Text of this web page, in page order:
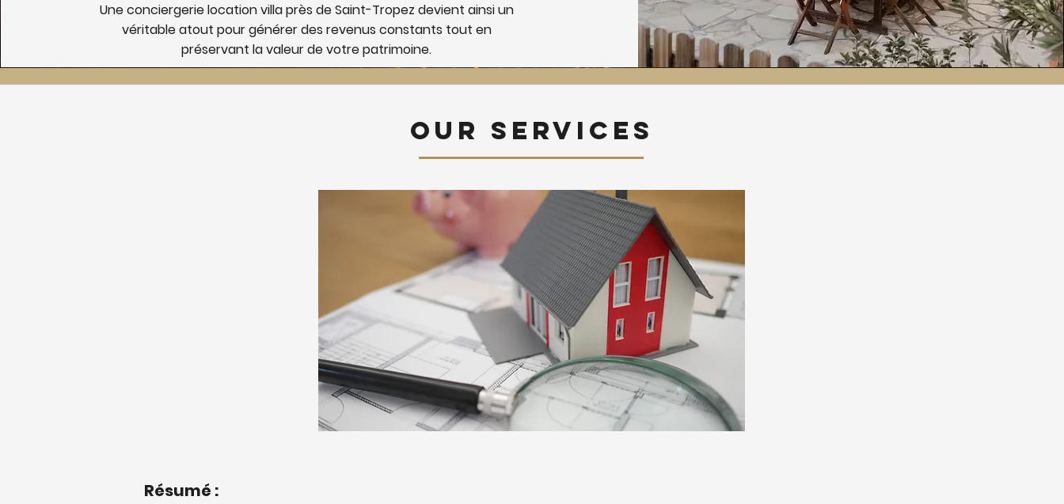
Une conciergerie location villa près de Saint-Tropez devient ainsi un
véritable atout pour générer des revenus constants tout en
préservant la valeur de votre patrimoine.
Our services
Résumé :